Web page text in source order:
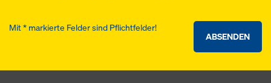
ABSENDEN
Mit * markierte Felder sind Pflichtfelder!